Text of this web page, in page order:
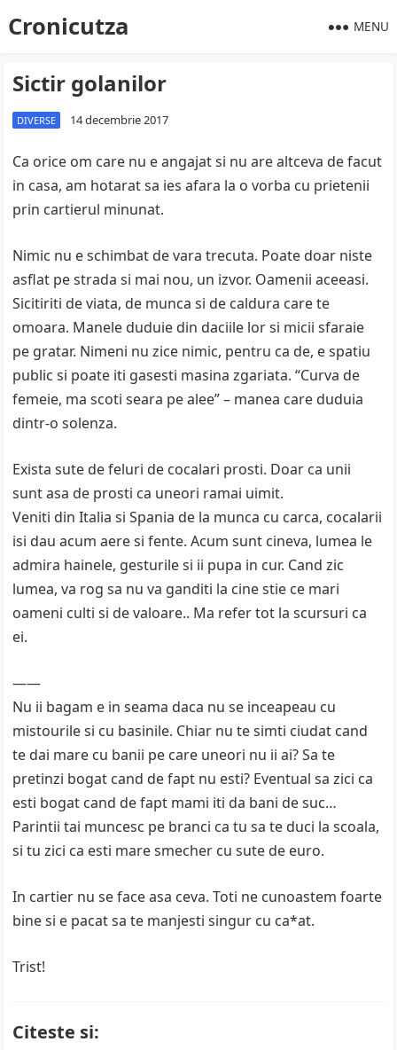
Cronicutza MENU
Sictir golanilor
DIVERSE 14 decembrie 2017
Ca orice om care nu e angajat si nu are altceva de facut
in casa, am hotarat sa ies afara la o vorba cu prietenii
prin cartierul minunat.
Nimic nu e schimbat de vara trecuta. Poate doar niste
asflat pe strada si mai nou, un izvor. Oamenii aceeasi.
Sicitiriti de viata, de munca si de caldura care te
omoara. Manele duduie din daciile lor si micii sfaraie
pe gratar. Nimeni nu zice nimic, pentru ca de, e spatiu
public si poate iti gasesti masina zgariata. “Curva de
femeie, ma scoti seara pe alee” – manea care duduia
dintr-o solenza.
Exista sute de feluri de cocalari prosti. Doar ca unii
sunt asa de prosti ca uneori ramai uimit.
Veniti din Italia si Spania de la munca cu carca, cocalarii
isi dau acum aere si fente. Acum sunt cineva, lumea le
admira hainele, gesturile si ii pupa in cur. Cand zic
lumea, va rog sa nu va ganditi la cine stie ce mari
oameni culti si de valoare.. Ma refer tot la scursuri ca
ei.
——
Nu ii bagam e in seama daca nu se inceapeau cu
mistourile si cu basinile. Chiar nu te simti ciudat cand
te dai mare cu banii pe care uneori nu ii ai? Sa te
pretinzi bogat cand de fapt nu esti? Eventual sa zici ca
esti bogat cand de fapt mami iti da bani de suc…
Parintii tai muncesc pe branci ca tu sa te duci la scoala,
si tu zici ca esti mare smecher cu sute de euro.
In cartier nu se face asa ceva. Toti ne cunoastem foarte
bine si e pacat sa te manjesti singur cu ca*at.
Trist!
Citeste si: